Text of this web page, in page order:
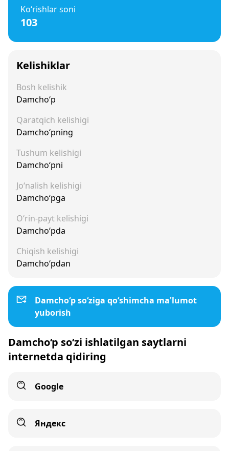
Ko‘rishlar soni
103
Kelishiklar
Bosh kelishik
Damcho‘p
Qaratqich kelishigi
Damcho‘pning
Tushum kelishigi
Damcho‘pni
Jo‘nalish kelishigi
Damcho‘pga
O‘rin-payt kelishigi
Damcho‘pda
Chiqish kelishigi
Damcho‘pdan
Damcho‘p so‘ziga qo‘shimcha ma'lumot
yuborish
Damcho‘p so‘zi ishlatilgan saytlarni
internetda qidiring
Google
Яндекс